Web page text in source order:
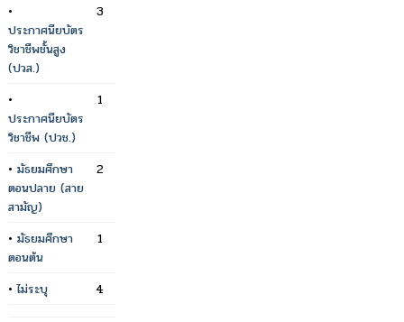
•
ประกาศนียบัตร
วิชาชีพชั้นสูง
(ปวส.)
3
•
ประกาศนียบัตร
วิชาชีพ (ปวช.)
1
• มัธยมศึกษา
ตอนปลาย (สาย
สามัญ)
2
• มัธยมศึกษา
ตอนต้น
1
•ไม่ระบุ 4